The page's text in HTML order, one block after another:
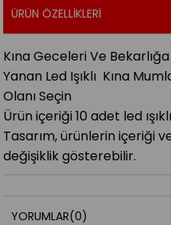
ÜRÜN ÖZELLIKLERI
Kına Geceleri Ve
Yanan Led Işıklı Kına
Olanı Seçin
Ürün içeriği 10 adet led
Tasarım, ürünlerin içeriği
değişiklik gösterebilir.
YORUMLAR(0)